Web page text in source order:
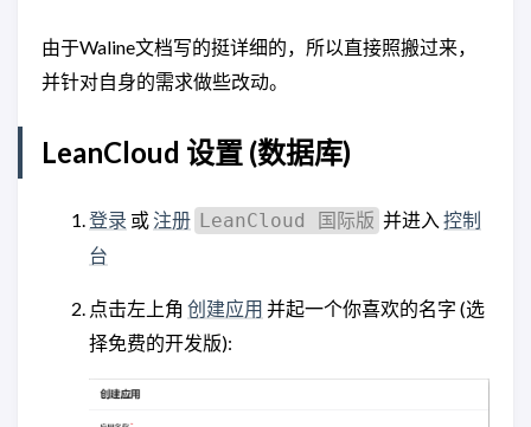
由于Waline文档写的挺详细的，所以直接照搬过来，
并针对自身的需求做些改动。
LeanCloud 设置 (数据库)
登录 或 注册 LeanCloud 国际版 并进入 控制
台
点击左上角 创建应用 并起一个你喜欢的名字 (选
择免费的开发版):